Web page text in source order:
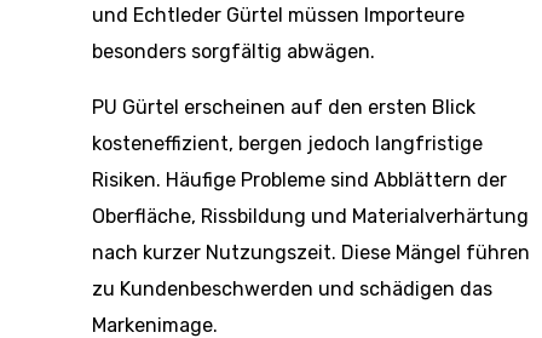
und Echtleder Gürtel müssen Importeure
besonders sorgfältig abwägen.
PU Gürtel erscheinen auf den ersten Blick
kosteneffizient, bergen jedoch langfristige
Risiken. Häufige Probleme sind Abblättern der
Oberfläche, Rissbildung und Materialverhärtung
nach kurzer Nutzungszeit. Diese Mängel führen
zu Kundenbeschwerden und schädigen das
Markenimage.